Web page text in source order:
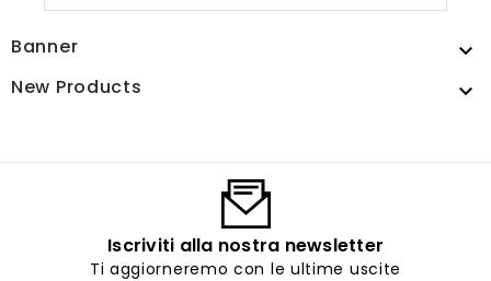
Banner 
New Products 
Iscriviti alla nostra newsletter
Ti aggiorneremo con le ultime uscite